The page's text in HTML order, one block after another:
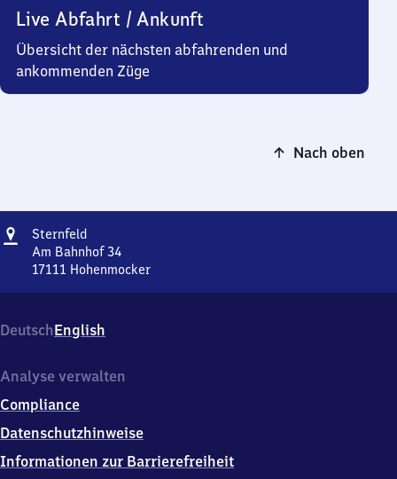
Live Abfahrt / Ankunft
Übersicht der nächsten abfahrenden und
ankommenden Züge
Nach oben
Adresse
SternfeldSternfeld
Am Bahnhof 34
17111 Hohenmocker
Bahnhof
34,
7
1
1
DeutschEnglish
Analyse verwalten
Compliance
Datenschutzhinweise
Informationen zur Barrierefreiheit